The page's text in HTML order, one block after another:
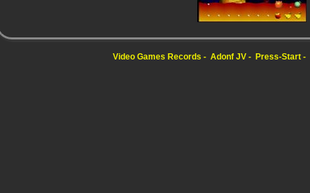
Video Games Records Adonf JV Press-Start